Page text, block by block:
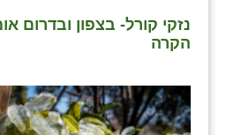
נזקי קורל- בצפון ובדרום
הקרה